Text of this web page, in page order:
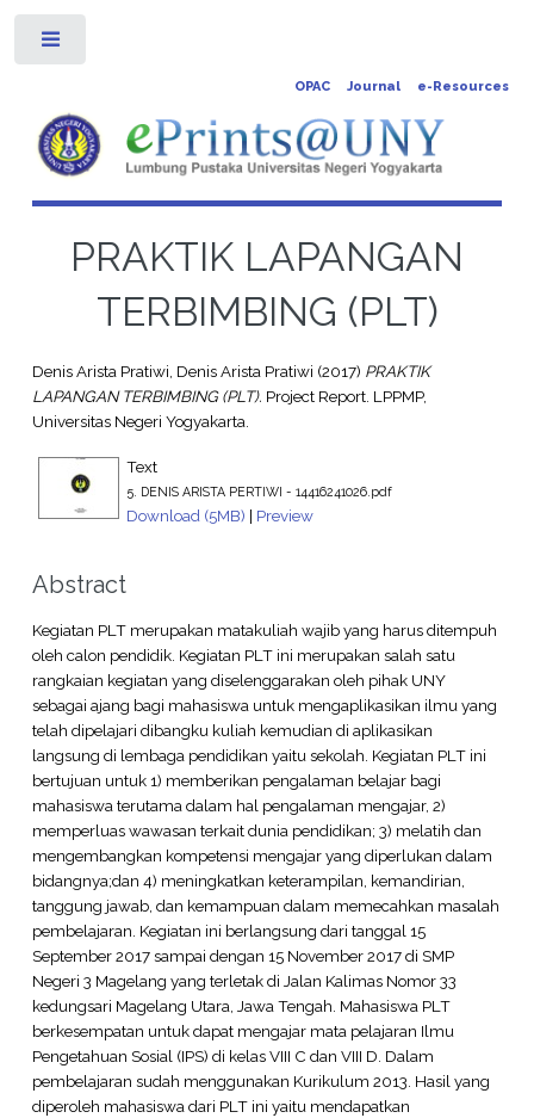
OPAC Journal e-Resources
PRAKTIK LAPANGAN
TERBIMBING (PLT)
Denis Arista Pratiwi, Denis Arista Pratiwi (2017) PRAKTIK
LAPANGAN TERBIMBING (PLT). Project Report. LPPMP,
Universitas Negeri Yogyakarta.
Text
5. DENIS ARISTA PERTIWI - 14416241026.pdf
Download (5MB) | Preview
Abstract
Kegiatan PLT merupakan matakuliah wajib yang harus ditempuh
oleh calon pendidik. Kegiatan PLT ini merupakan salah satu
rangkaian kegiatan yang diselenggarakan oleh pihak UNY
sebagai ajang bagi mahasiswa untuk mengaplikasikan ilmu yang
telah dipelajari dibangku kuliah kemudian di aplikasikan
langsung di lembaga pendidikan yaitu sekolah. Kegiatan PLT ini
bertujuan untuk 1) memberikan pengalaman belajar bagi
mahasiswa terutama dalam hal pengalaman mengajar, 2)
memperluas wawasan terkait dunia pendidikan; 3) melatih dan
mengembangkan kompetensi mengajar yang diperlukan dalam
bidangnya;dan 4) meningkatkan keterampilan, kemandirian,
tanggung jawab, dan kemampuan dalam memecahkan masalah
pembelajaran. Kegiatan ini berlangsung dari tanggal 15
September 2017 sampai dengan 15 November 2017 di SMP
Negeri 3 Magelang yang terletak di Jalan Kalimas Nomor 33
kedungsari Magelang Utara, Jawa Tengah. Mahasiswa PLT
berkesempatan untuk dapat mengajar mata pelajaran Ilmu
Pengetahuan Sosial (IPS) di kelas VIII C dan VIII D. Dalam
pembelajaran sudah menggunakan Kurikulum 2013. Hasil yang
diperoleh mahasiswa dari PLT ini yaitu mendapatkan